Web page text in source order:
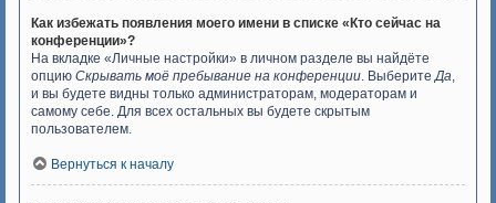
Как избежать появления моего имени в списке «Кто сейчас на
конференции»?
На вкладке «Личные настройки» в личном разделе вы найдёте
опцию Скрывать моё пребывание на конференции. ВыберитеДа,
и вы будете видны только администраторам, модераторам и
самому себе. Для всех остальных вы будете скрытым
пользователем.
Вернуться к началу